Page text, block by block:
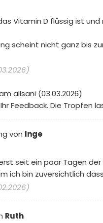
Vitamin D flüssig ist
scheint nicht ganz bis
allsani (03.03.2026)
Feedback. Die Tropfen
von Inge
seit ein paar Tagen
ich bin zuversichtlich
Ruth